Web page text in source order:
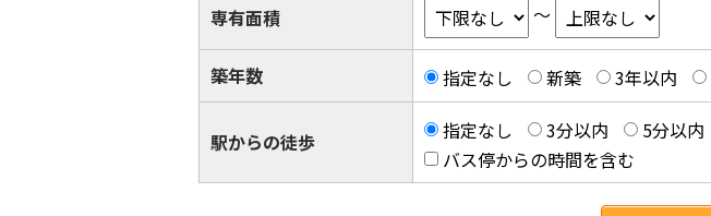
専有面積 ～
築年数 指定なし 新築 3年以内
駅からの徒歩 指定なし 3分以内 5分以内
バス停からの時間を含む